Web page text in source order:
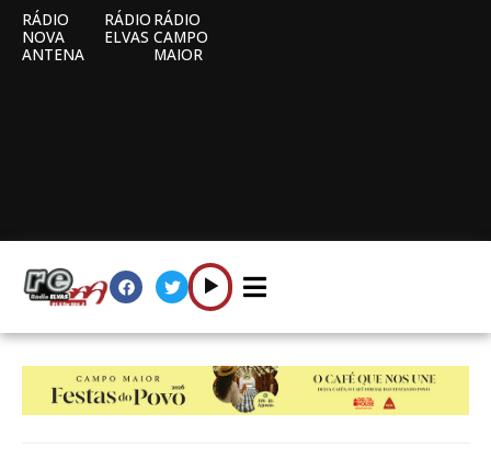
RÁDIO
NOVA
ANTENA
RÁDIO
ELVAS
RÁDIO
CAMPO
MAIOR